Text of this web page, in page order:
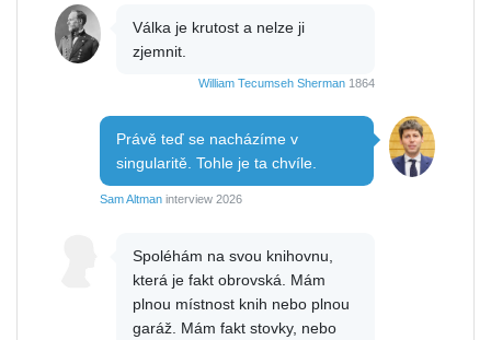
Válka je krutost a nelze ji
zjemnit.
William Tecumseh Sherman 1864
Právě teď se nacházíme v
singularitě. Tohle je ta chvíle.
Sam Altman interview 2026
Spoléhám na svou knihovnu,
která je fakt obrovská. Mám
plnou místnost knih nebo plnou
garáž. Mám fakt stovky, nebo